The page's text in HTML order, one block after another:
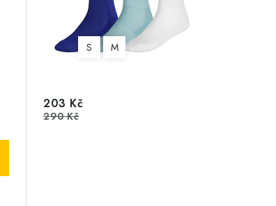
S M
203 Kč
290 Kč